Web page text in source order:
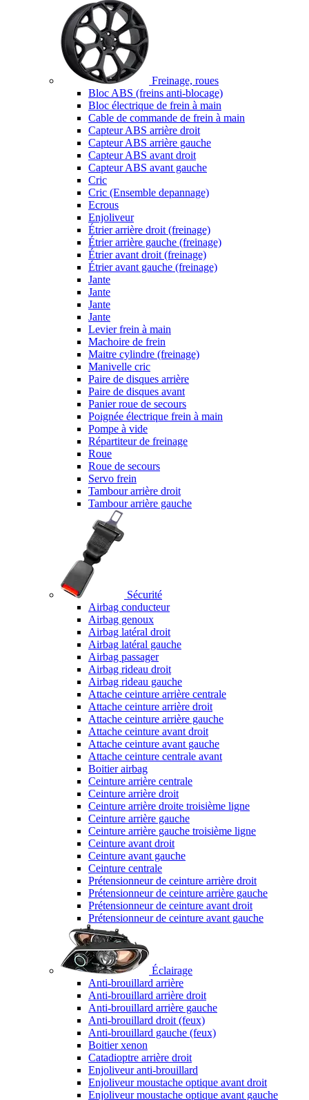
Freinage, roues
Bloc ABS (freins anti-blocage)
Bloc électrique de frein à main
Cable de commande de frein à main
Capteur ABS arrière droit
Capteur ABS arrière gauche
Capteur ABS avant droit
Capteur ABS avant gauche
Cric
Cric (Ensemble depannage)
Ecrous
Enjoliveur
Étrier arrière droit (freinage)
Étrier arrière gauche (freinage)
Étrier avant droit (freinage)
Étrier avant gauche (freinage)
Jante
Jante
Jante
Jante
Levier frein à main
Machoire de frein
Maitre cylindre (freinage)
Manivelle cric
Paire de disques arrière
Paire de disques avant
Panier roue de secours
Poignée électrique frein à main
Pompe à vide
Répartiteur de freinage
Roue
Roue de secours
Servo frein
Tambour arrière droit
Tambour arrière gauche
Sécurité
Airbag conducteur
Airbag genoux
Airbag latéral droit
Airbag latéral gauche
Airbag passager
Airbag rideau droit
Airbag rideau gauche
Attache ceinture arrière centrale
Attache ceinture arrière droit
Attache ceinture arrière gauche
Attache ceinture avant droit
Attache ceinture avant gauche
Attache ceinture centrale avant
Boitier airbag
Ceinture arrière centrale
Ceinture arrière droit
Ceinture arrière droite troisième ligne
Ceinture arrière gauche
Ceinture arrière gauche troisième ligne
Ceinture avant droit
Ceinture avant gauche
Ceinture centrale
Prétensionneur de ceinture arrière droit
Prétensionneur de ceinture arrière gauche
Prétensionneur de ceinture avant droit
Prétensionneur de ceinture avant gauche
Éclairage
Anti-brouillard arrière
Anti-brouillard arrière droit
Anti-brouillard arrière gauche
Anti-brouillard droit (feux)
Anti-brouillard gauche (feux)
Boitier xenon
Catadioptre arrière droit
Enjoliveur anti-brouillard
Enjoliveur moustache optique avant droit
Enjoliveur moustache optique avant gauche